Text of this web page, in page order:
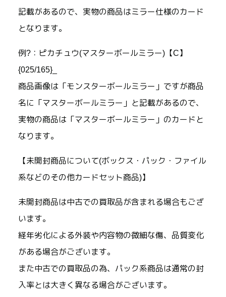
記載があるので、実物の商品はミラー仕様のカード
となります。
例?：ピカチュウ(マスターボールミラー)【C】
{025/165}_
商品画像は「モンスターボールミラー」ですが商品
名に「マスターボールミラー」と記載があるので、
実物の商品は「マスターボールミラー」のカードと
なります。
【未開封商品について(ボックス・パック・ファイル
系などのその他カードセット商品)】
未開封商品は中古での買取品が含まれる場合もござ
います。
経年劣化による外装や内容物の微細な傷、品質変化
がある場合がございます。
また中古での買取品の為、パック系商品は通常の封
入率とは大きく異なる場合がございます。